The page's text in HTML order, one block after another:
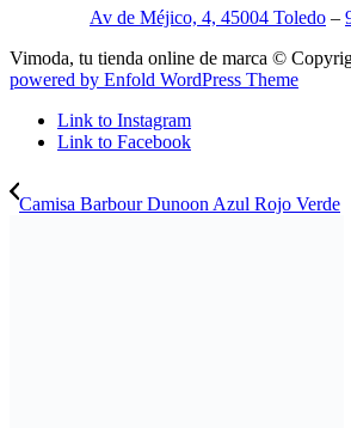
Av de Méjico, 4, 45004 Toledo –
Vimoda, tu tienda online de marca ©
powered by Enfold WordPress Theme
Link to Instagram
Link to Facebook
Camisa Barbour Dunoon Azul Rojo Verde